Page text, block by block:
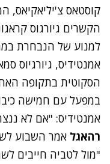
קוסטאס צ'יליאקיאס,
הקשרים גיורגוס
למנוע של הנבחרת
אמנטידיס, גיורגיוס
הסקוטית בתקופה
במפעל עם חמישה
אמנטידיס: "אם לא
רהאגל אמר השבוע
"מול לטביה חייבים